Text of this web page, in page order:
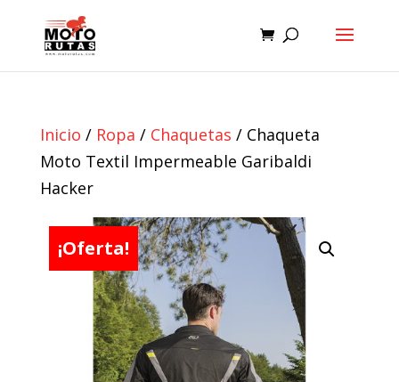
Inicio / Ropa / Chaquetas / Chaqueta
Moto Textil Impermeable Garibaldi
Hacker
¡Oferta!